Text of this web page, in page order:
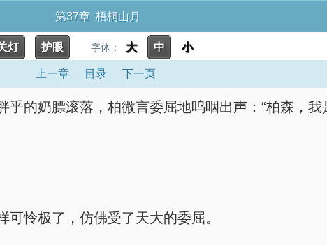
第37章 梧桐山月
灯 护眼 字体： 大 中 小
上一章 目录 下一页
乎的奶膘滚落，柏微言委屈地呜咽出声：“柏森，
怜极了，仿佛受了天大的委屈。